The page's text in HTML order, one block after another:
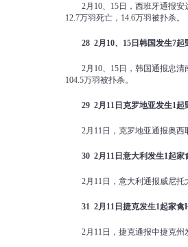
2月10、15日，西班牙通报
12.7万羽死亡，14.6万羽被扑杀。
28 2月 10、 15日韩国发生7起
2月10、15日，韩国通报忠
104.5万羽被扑杀。
29 2月 11日克罗地亚发生1起
2月11日，克罗地亚通报奥西
30 2月 11日意大利发生1起家
2月11日，意大利通报威尼托
31 2月 11日捷克发生1起家禽
2月11日，捷克通报中捷克州